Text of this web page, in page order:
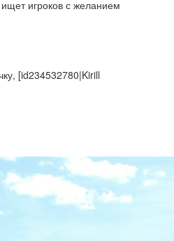
игроков с желанием
[id234532780|Kirill